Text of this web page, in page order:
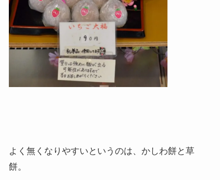
よく無くなりやすいというのは、かしわ餅と草
餅。